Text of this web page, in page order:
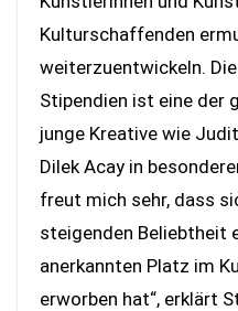
Kulturschaffenden
weiterzuentwickeln.
Stipendien ist eine der
junge Kreative wie
Dilek Acay in
freut mich sehr, dass
steigenden Beliebtheit
anerkannten Platz im
erworben hat“, erklärt